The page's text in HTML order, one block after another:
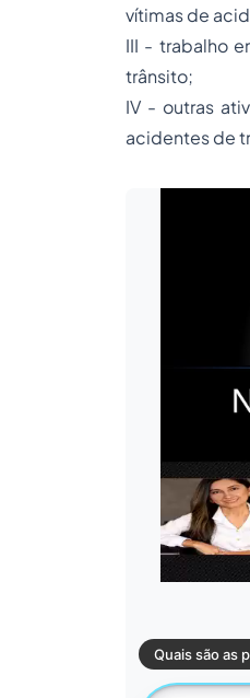
vítimas de
III - trabalho
trânsito;
IV - outras
acidentes de